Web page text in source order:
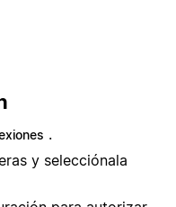
.
y selecciónala